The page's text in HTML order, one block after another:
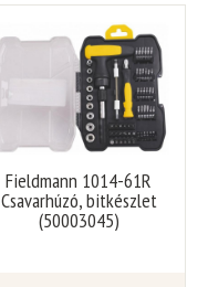
Fieldmann 1014-61R
Csavarhúzó, bitkészlet
(50003045)